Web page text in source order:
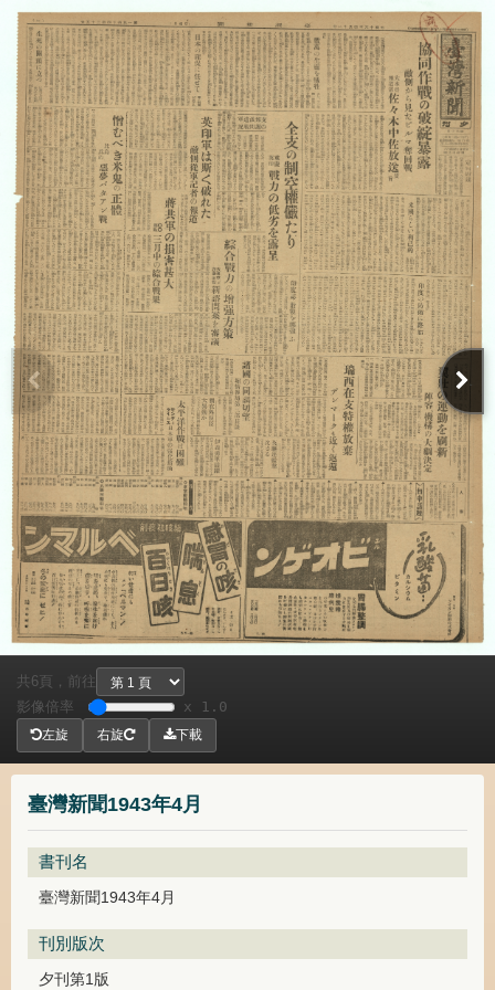
臺灣新聞1943年4月
書刊名
臺灣新聞1943年4月
刊別版次
夕刊第1版
共 6頁，
前往
影像倍率
x 1.0
左旋 右旋 下載